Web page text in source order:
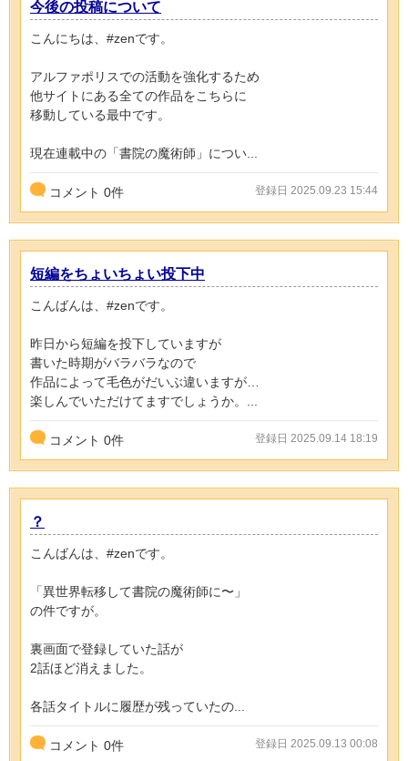
今後の投稿について
こんにちは、#zenです。
アルファポリスでの活動を強化するため
他サイトにある全ての作品をこちらに
移動している最中です。
現在連載中の「書院の魔術師」につい...
コメント 0件 登録日 2025.09.23 15:44
短編をちょいちょい投下中
こんばんは、#zenです。
昨日から短編を投下していますが
書いた時期がバラバラなので
作品によって毛色がだいぶ違いますが…
楽しんでいただけてますでしょうか。...
コメント 0件 登録日 2025.09.14 18:19
？
こんばんは、#zenです。
「異世界転移して書院の魔術師に〜」
の件ですが。
裏画面で登録していた話が
2話ほど消えました。
各話タイトルに履歴が残っていたの...
コメント 0件 登録日 2025.09.13 00:08